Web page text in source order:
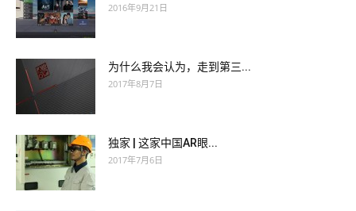
2016年9月21日
为什么我会认为，走到第三...
2017年8月7日
独家 | 这家中国AR眼...
2017年7月6日